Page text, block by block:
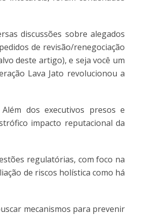
discussões sobre alegados
de revisão/renegociação
deste artigo), e seja você um
Lava Jato revolucionou a
dos executivos presos e
impacto reputacional da
regulatórias, com foco na
de riscos holística como há
mecanismos para prevenir